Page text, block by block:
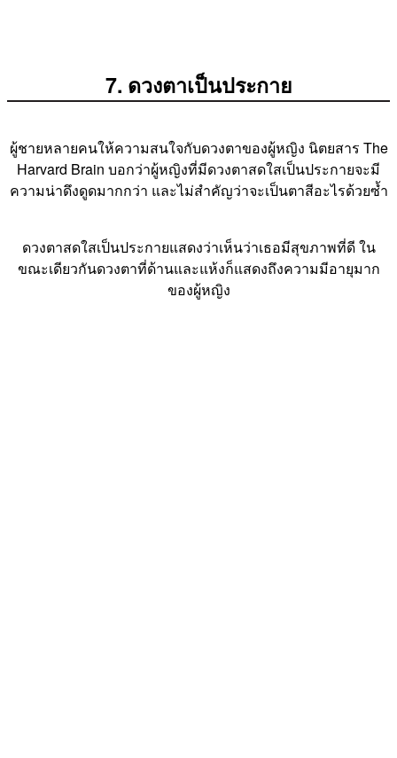
7. ดวงตาเป็นประกาย
ผู้ชายหลายคนให้ความสนใจกับดวงตาของผู้หญิง นิตยสาร The
Harvard Brain บอกว่าผู้หญิงที่มีดวงตาสดใสเป็นประกายจะมี
ความน่าดึงดูดมากกว่า และไม่สำคัญว่าจะเป็นตาสีอะไรด้วยซ้ำ
ดวงตาสดใสเป็นประกายแสดงว่าเห็นว่าเธอมีสุขภาพที่ดี ใน
ขณะเดียวกันดวงตาที่ด้านและแห้งก็แสดงถึงความมีอายุมาก
ของผู้หญิง